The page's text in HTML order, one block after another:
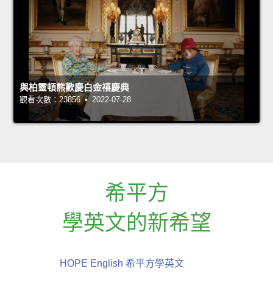
與柏靈頓熊歡慶白金禧慶典
觀看次數：23856 • 2022-07-28
希平方
學英文的新希望
HOPE English 希平方學英文